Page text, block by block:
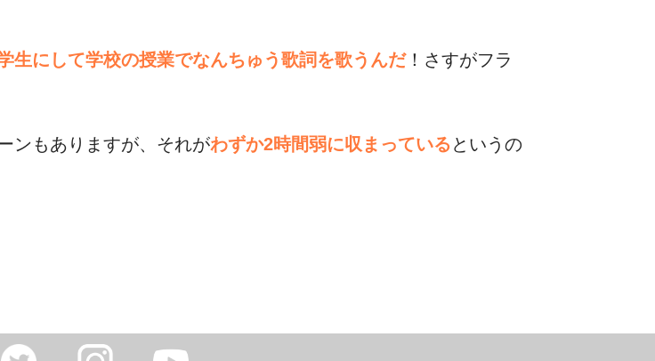
生にして学校の授業でなんちゅう歌詞を歌うんだ！さすがフラ
ンもありますが、それがわずか2時間弱に収まっている というの